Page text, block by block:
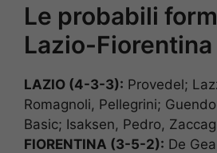
Le probabili
Lazio-Fiorentina
LAZIO (4-3-3): Provedel;
Romagnoli, Pellegrini;
Basic; Isaksen, Pedro,
FIORENTINA (3-5-2): De